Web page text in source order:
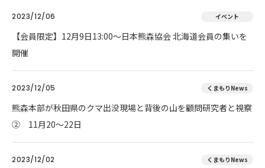
2023/12/06 イベント
【会員限定】12月9日13:00～日本熊森協会 北海道会員の集いを
開催
2023/12/05 くまもりNews
熊森本部が秋田県のクマ出没現場と背後の山を顧問研究者と視察
② 11月20～22日
2023/12/02 くまもりNews